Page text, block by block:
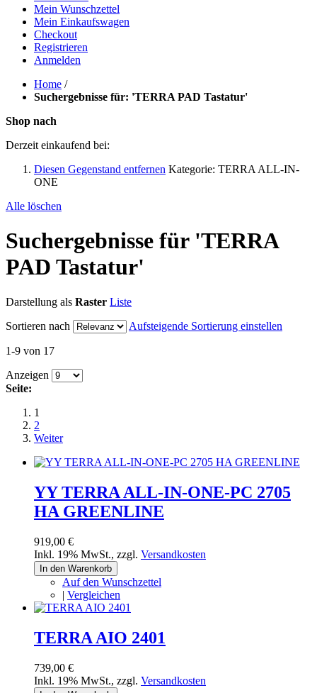
Mein Wunschzettel
Mein Einkaufswagen
Checkout
Registrieren
Anmelden
Home /
Suchergebnisse für: 'TERRA PAD Tastatur'
Shop nach
Derzeit einkaufend bei:
Diesen Gegenstand entfernen Kategorie: TERRA ALL-IN-
ONE
Alle löschen
Suchergebnisse für 'TERRA
PAD Tastatur'
Darstellung als Raster Liste
Sortieren nach
Aufsteigende Sortierung einstellen
1-9 von 17
Anzeigen
Seite:
1
2
Weiter
YY TERRA ALL-IN-ONE-PC 2705
HA GREENLINE
919,00 €
Inkl. 19% MwSt., zzgl. Versandkosten
In den Warenkorb
Auf den Wunschzettel
| Vergleichen
TERRA AIO 2401
739,00 €
Inkl. 19% MwSt., zzgl. Versandkosten